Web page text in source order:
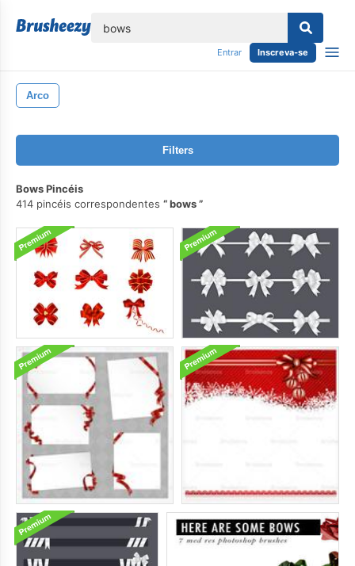
Entrar Inscreva-se
Arco
Filters
Bows Pincéis
414 pincéis correspondentes
bows